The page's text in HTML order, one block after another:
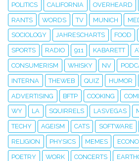
POLITICS CALIFORNIA OVERHEARD
RANTS WORDS TV MUNICH
SOCIOLOGY JAHRESCHARTS FOOD
SPORTS RADIO 911 KABARETT
CONSUMERISM WHISKY NV
INTERNA THEWEB QUIZ HUMOR
ADVERTISING BFTP COOKING
WY LA SQUIRRELS LASVEGAS
TECHY AGEISM CATS SOFTWARE
RELIGION PHYSICS MEMES
POETRY WORK CONCERTS